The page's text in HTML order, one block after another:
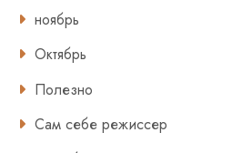
ноябрь
Октябрь
Полезно
Сам себе режиссер